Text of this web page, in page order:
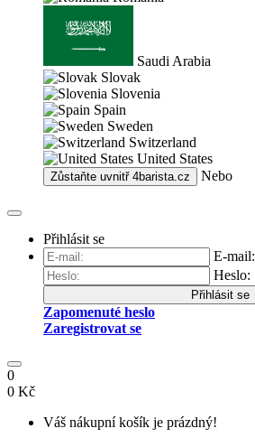
Saudi Arabia
Slovak
Slovenia
Spain
Sweden
Switzerland
United States
Zůstaňte uvnitř 4barista.cz Nebo
Přihlásit se
E-mail:
Heslo:
Přihlásit se
Zapomenuté heslo
Zaregistrovat se
0
0 Kč
Váš nákupní košík je prázdný!